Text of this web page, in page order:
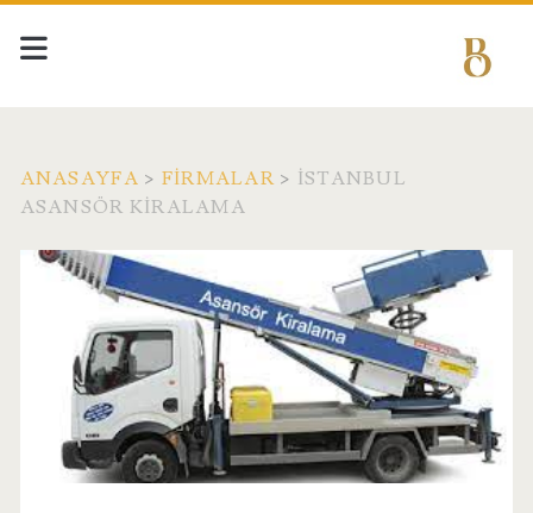
ANASAYFA > FIRMALAR> İSTANBUL
ASANSÖR KIRALAMA